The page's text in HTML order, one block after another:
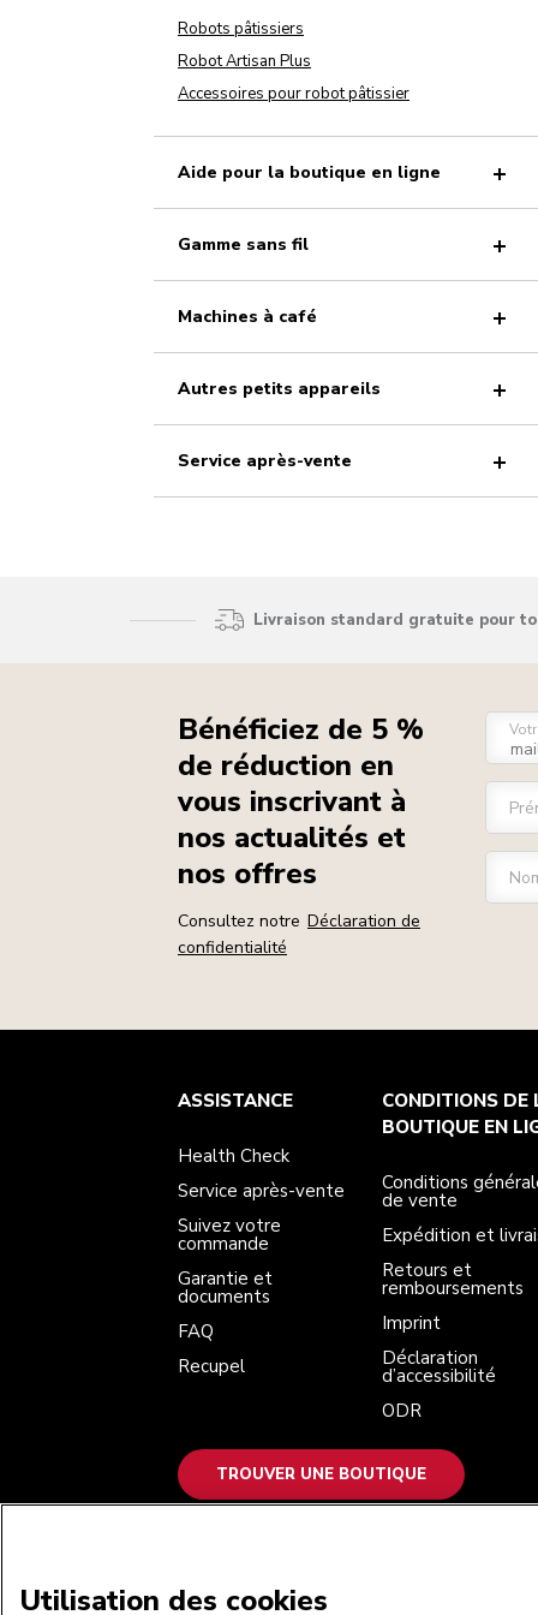
Robots pâtissiers
Robot Artisan Plus
Accessoires pour robot pâtissier
Aide pour la boutique en ligne
Gamme sans fil
Machines à café
Autres petits appareils
Service après-vente
Livraison standard gratuite pour
Bénéficiez de 5 %
de réduction en
vous inscrivant à
nos actualités et
nos offres
Consultez notre Déclaration de
confidentialité
Health Check
Service après-vente
FAQ
Conditions générales de vente
Expédition et livraison
Déclaration d’accessibilité
La marque
Notre histoire
Trouver une boutique
ASSISTANCE
Health Check
Service après-vente
Suivez votre
commande
Garantie et
documents
FAQ
Recupel
CONDITIONS DE
BOUTIQUE EN
Conditions
de vente
Expédition et
Retours et
remboursements
Imprint
Déclaration
d’accessibilité
ODR
TROUVER UNE BOUTIQUE
Utilisation des cookies